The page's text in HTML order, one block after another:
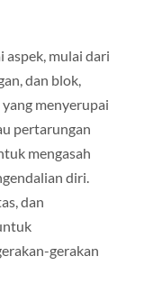
aspek, mulai dari
dan blok,
menyerupai
pertarungan
mengasah
diri.
dan
gerakan